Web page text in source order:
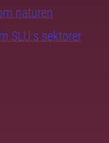
naturen
SLU:s sektorer